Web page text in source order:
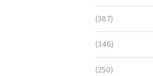
(387)
(346)
(250)